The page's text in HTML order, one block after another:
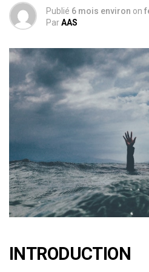
Publié 6 mois environ on
ParAAS
INTRODUCTION